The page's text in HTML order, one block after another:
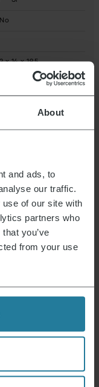
About
and ads, to
our traffic.
of our site with
partners who
you’ve
from your use
No
x 14 x 19,5
x 20,5 x 17,5
15% per il tuo
*